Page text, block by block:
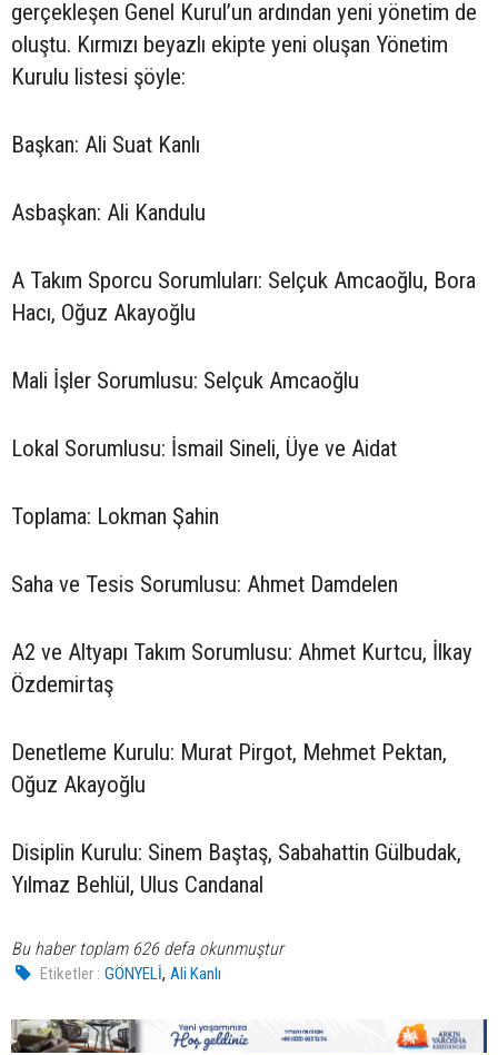
gerçekleşen Genel Kurul’un ardından yeni yönetim de
oluştu. Kırmızı beyazlı ekipte yeni oluşan Yönetim
Kurulu listesi şöyle:
Başkan: Ali Suat Kanlı
Asbaşkan: Ali Kandulu
A Takım Sporcu Sorumluları: Selçuk Amcaoğlu, Bora
Hacı, Oğuz Akayoğlu
Mali İşler Sorumlusu: Selçuk Amcaoğlu
Lokal Sorumlusu: İsmail Sineli, Üye ve Aidat
Toplama: Lokman Şahin
Saha ve Tesis Sorumlusu: Ahmet Damdelen
A2 ve Altyapı Takım Sorumlusu: Ahmet Kurtcu, İlkay
Özdemirtaş
Denetleme Kurulu: Murat Pirgot, Mehmet Pektan,
Oğuz Akayoğlu
Disiplin Kurulu: Sinem Baştaş, Sabahattin Gülbudak,
Yılmaz Behlül, Ulus Candanal
Bu haber toplam 626 defa okunmuştur
Etiketler : GÖNYELİ,Ali Kanlı